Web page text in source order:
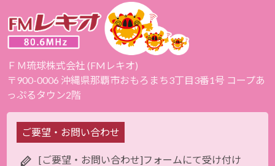
ＦＭ琉球株式会社 (FMレキオ)
〒900-0006 沖縄県那覇市おもろまち3丁目3番1号 コープあ
っぷるタウン2階
ご要望・お問い合わせ
[ご要望・お問い合わせ]フォームにて受け付け